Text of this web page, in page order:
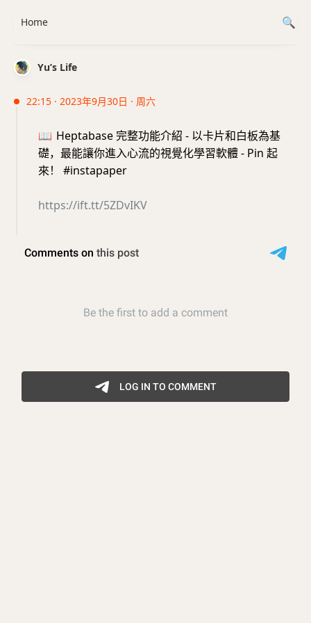
Yu’s Life
22:15 · 2023年9月30日 · 周六
📖 Heptabase 完整功能介紹 - 以卡片和白板為基
礎，最能讓你進入心流的視覺化學習軟體 - Pin 起
來！ #instapaper
https://ift.tt/5ZDvIKV
Home